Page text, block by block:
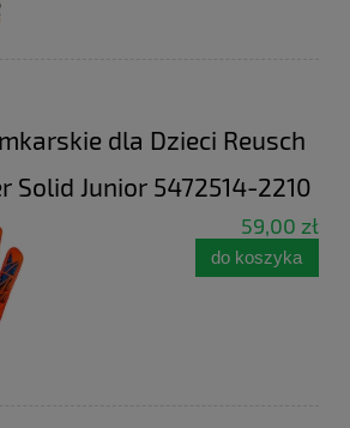
dla Dzieci Reusch
Junior 5472514-2210
59,00 zł
do koszyka